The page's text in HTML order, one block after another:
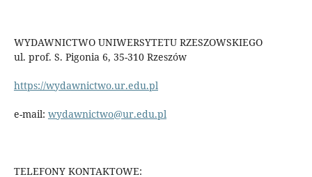
WYDAWNICTWO UNIWERSYTETU RZESZOWSKIEGO
ul. prof. S. Pigonia 6, 35-310 Rzeszów
https://wydawnictwo.ur.edu.pl
e-mail: wydawnictwo@ur.edu.pl
TELEFONY KONTAKTOWE: